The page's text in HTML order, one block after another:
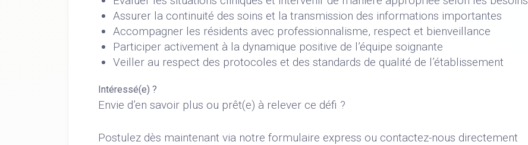
Assurer la continuité des soins et la transmission des informations importantes
Accompagner les résidents avec professionnalisme, respect et bienveillance
Participer activement à la dynamique positive de l’équipe soignante
Veiller au respect des protocoles et des standards de qualité de l’établissement
Intéressé(e) ?
Envie d’en savoir plus ou prêt(e) à relever ce défi ?
Postulez dès maintenant via notre formulaire express ou contactez-nous directement